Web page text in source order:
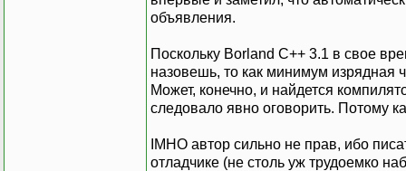
объявления.
Поскольку Borland C++ 3.1 в свое
назовешь, то как минимум изрядная
Может, конечно, и найдется
следовало явно оговорить. Потому
IMHO автор сильно не прав, ибо
отладчике (не столь уж трудоемко